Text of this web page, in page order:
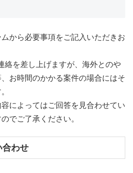
から必要事項をご記入いただきお
絡を差し上げますが、海外とのや
お時間のかかる案件の場合にはそ
によってはご回答を見合わせてい
でご了承ください。
合わせ